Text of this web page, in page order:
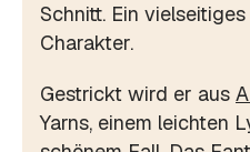
Schnitt. Ein
Charakter.
Gestrickt wird er aus
Yarns, einem leichten